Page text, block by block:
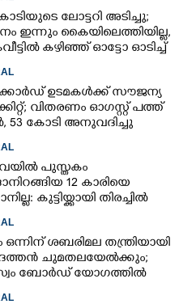
ലോട്ടറി അടിച്ചു;
ഇന്നും കൈയിലെത്തിയില്ല,
കഴിഞ്ഞ് ഓട്ടോ ഓടിച്ച്
ഉടമകൾക്ക് സൗജന്യ
വിതരണം ഓഗസ്റ്റ് പത്ത്
53 കോടി അനുവദിച്ചു
പുസ്തകം
12 കാരിയെ
കുട്ടിയ്ക്കായി തിരച്ചിൽ
ഒന്നിന് ശബരിമല തന്ത്രിയായി
ചുമതലയേൽക്കും;
ബോർഡ് യോഗത്തിൽ